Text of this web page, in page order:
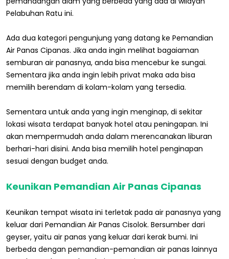
Pelabuhan Ratu ini.
Ada dua kategori pengunjung yang datang ke Pemandian
Air Panas Cipanas. Jika anda ingin melihat bagaiaman
semburan air panasnya, anda bisa mencebur ke sungai.
Sementara jika anda ingin lebih privat maka ada bisa
memilih berendam di kolam-kolam yang tersedia.
Sementara untuk anda yang ingin menginap, di sekitar
lokasi wisata terdapat banyak hotel atau peningapan. Ini
akan mempermudah anda dalam merencanakan liburan
berhari-hari disini. Anda bisa memilih hotel penginapan
sesuai dengan budget anda.
Keunikan Pemandian Air Panas Cipanas
Keunikan tempat wisata ini terletak pada air panasnya yang
keluar dari Pemandian Air Panas Cisolok. Bersumber dari
geyser, yaitu air panas yang keluar dari kerak bumi. Ini
berbeda dengan pemandian-pemandian air panas lainnya